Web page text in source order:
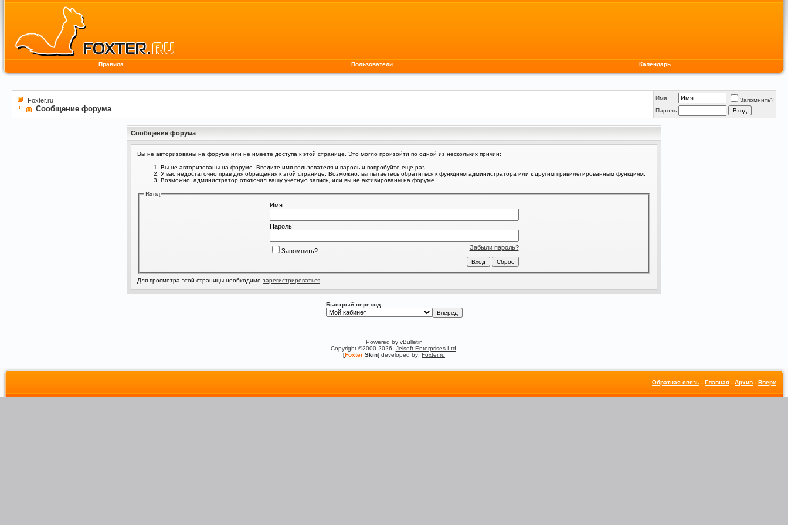
Правила Пользователи Календарь
Foxter.ru
Сообщение форума
Имя
Запомнить?
Пароль
Сообщение форума
Вы не авторизованы на форуме или не имеете доступа к этой странице. Это могло произойти по одной из нескольких причин:
Вы не авторизованы на форуме. Введите имя пользователя и пароль и попробуйте еще раз.
У вас недостаточно прав для обращения к этой странице. Возможно, вы пытаетесь обратиться к функциям администратора или к другим привилегированным функциям.
Возможно, администратор отключил вашу учетную запись, или вы не активированы на форуме.
Вход
Имя:
Пароль:
Забыли пароль?
Запомнить?
Для просмотра этой страницы необходимо зарегистрироваться
Быстрый переход
Powered by vBulletin
Copyright ©2000-2026, Jelsoft Enterprises Ltd
[Foxter Skin] developed by: Foxter.ru
Обратная связь - Главная - Архив - Вверх